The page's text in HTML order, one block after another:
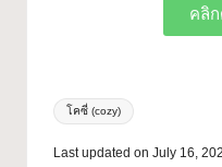
คลิ
โคซี่ (cozy)
Last updated on July 16,